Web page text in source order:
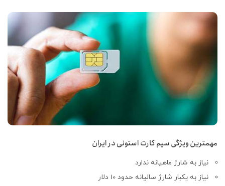
مهمترین ویژگی سیم کارت استونی در ایران
نیاز به شارژ ماهیانه ندارد
نیاز به یکبار شارژ سالیانه حدود 10 دلار